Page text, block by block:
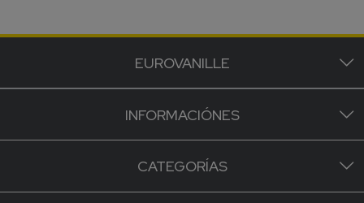
EUROVANILLE
INFORMACIÓNES
CATEGORÍAS